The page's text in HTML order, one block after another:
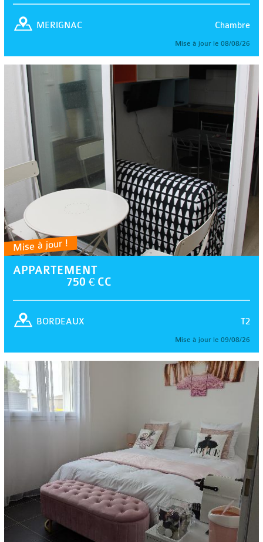
Chambre
MERIGNAC
Mise à jour le 08/08/26
Mise à jour !
APPARTEMENT
750 € CC
T2
BORDEAUX
Mise à jour le 09/08/26